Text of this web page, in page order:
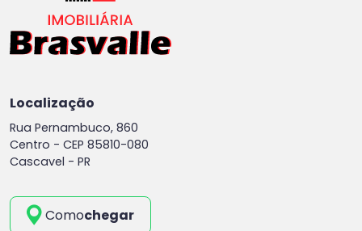
Localização
Rua Pernambuco, 860
Centro - CEP 85810-080
Cascavel - PR
Comochegar